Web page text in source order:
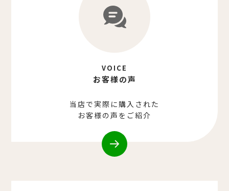
VOICE
お客様の声
当店で実際に購入された
お客様の声をご紹介